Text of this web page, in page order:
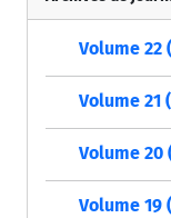
Volume 22
Volume 21
Volume 20
Volume 19